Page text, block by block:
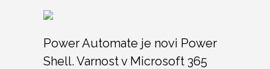
Power Automate je novi Power
Shell. Varnost v Microsoft 365